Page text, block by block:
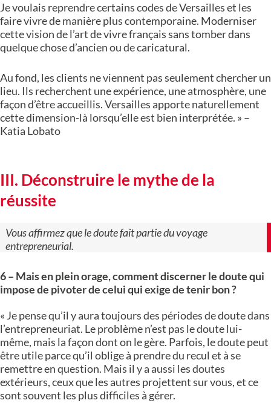
Je voulais reprendre certains codes de Versailles et les
faire vivre de manière plus contemporaine. Moderniser
cette vision de l’art de vivre français sans tomber dans
quelque chose d’ancien ou de caricatural.
Au fond, les clients ne viennent pas seulement chercher un
lieu. Ils recherchent une expérience, une atmosphère, une
façon d’être accueillis. Versailles apporte naturellement
cette dimension-là lorsqu’elle est bien interprétée. » –
Katia Lobato
III. Déconstruire le mythe de la
réussite
Vous affirmez que le doute fait partie du voyage
entrepreneurial.
6 – Mais en plein orage, comment discerner le doute qui
impose de pivoter de celui qui exige de tenir bon ?
« Je pense qu’il y aura toujours des périodes de doute dans
l’entrepreneuriat. Le problème n’est pas le doute lui-
même, mais la façon dont on le gère. Parfois, le doute peut
être utile parce qu’il oblige à prendre du recul et à se
remettre en question. Mais il y a aussi les doutes
extérieurs, ceux que les autres projettent sur vous, et ce
sont souvent les plus difficiles à gérer.